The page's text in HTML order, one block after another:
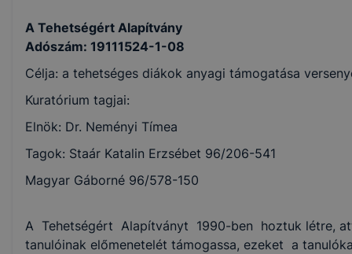
A Tehetségért Alapítvány
Adószám: 19111524-1-08
Célja: a tehetséges diákok anyagi támogatása
Kuratórium tagjai:
Elnök: Dr. Neményi Tímea
Tagok: Staár Katalin Erzsébet 96/206-541
Magyar Gáborné 96/578-150
A Tehetségért Alapítványt 1990-ben hoztuk létre,
tanulóinak előmenetelét támogassa, ezeket a